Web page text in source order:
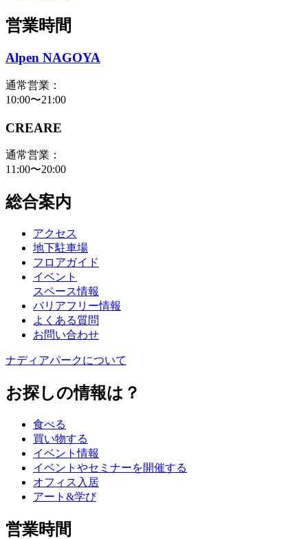
営業時間
Alpen NAGOYA
通常営業：
10:00〜21:00
CREARE
通常営業：
11:00〜20:00
総合案内
アクセス
地下駐車場
フロアガイド
イベント
スペース情報
バリアフリー情報
よくある質問
お問い合わせ
ナディアパークについて
お探しの情報は？
食べる
買い物する
イベント情報
イベントやセミナーを開催する
オフィス入居
アート&学び
営業時間